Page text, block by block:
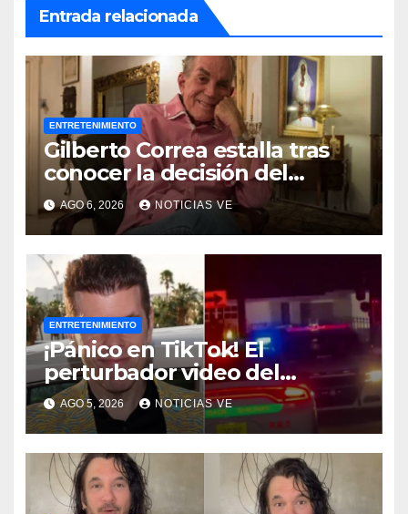
Entrada relacionada
ENTRETENIMIENTO
Gilberto Correa estalla tras
conocer la decisión del
tribunal en su caso
AGO 6, 2026 NOTICIAS VE
ENTRETENIMIENTO
¡Pánico en TikTok! El
perturbador video del
famoso influencer Perez
Hilton que obligó a sus fans a
pedir ayuda médica
AGO 5, 2026 NOTICIAS VE